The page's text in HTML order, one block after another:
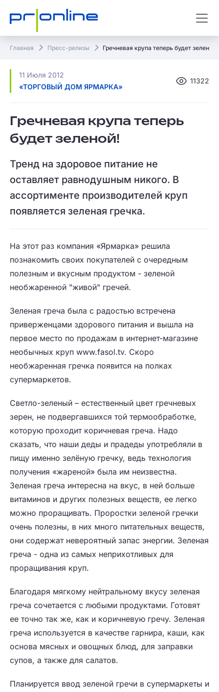
Главная Пресс-релизы Гречневая крупа теперь будет зеленой!
11 Июля 2012
«ТОРГОВЫЙ ДОМ ЯРМАРКА»
11322
Гречневая крупа теперь
будет зеленой!
Тренд на здоровое питание не
оставляет равнодушным никого. В
ассортименте производителей круп
появляется зеленая гречка.
На этот раз компания «Ярмарка» решила
познакомить своих покупателей с очередным
полезным и вкусным продуктом - зеленой
необжаренной "живой" гречей.
Зеленая греча была с радостью встречена
приверженцами здорового питания и вышла на
первое место по продажам в интернет-магазине
необычных круп www.fasol.tv. Скоро
необжаренная гречка появится на полках
супермаркетов.
Светло-зеленый – естественный цвет гречневых
зерен, не подвергавшихся той термообработке,
которую проходит коричневая греча. Надо
сказать, что наши деды и прадеды употребляли в
пищу именно зелёную гречку, ведь технология
получения «жареной» была им неизвестна.
Зеленая греча интересна на вкус, в ней больше
витаминов и других полезных веществ, ее легко
можно проращивать. Проростки зеленой гречки
очень полезны, в них много питательных веществ,
они содержат невероятный запас энергии. Зеленая
греча - одна из самых неприхотливых для
проращивания круп.
Благодаря мягкому нейтральному вкусу зеленая
греча сочетается с любыми продуктами. Готовят
ее точно так же, как и коричневую гречу. Зеленая
греча используется в качестве гарнира, каши, как
основа мясных и овощных блюд, для заправки
супов, а также для салатов.
Планируется ввод зеленой гречи в супермаркеты и